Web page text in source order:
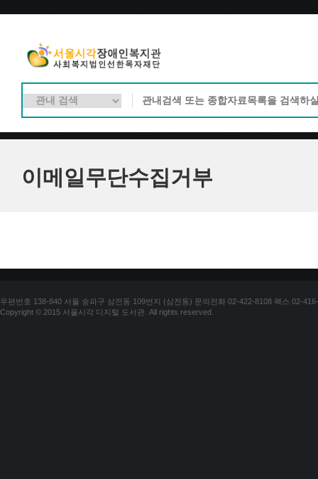
이메일무단수집거부
우편번호 138-840 서울 송파구 삼전동 109번지 (삼전동) 문의전화 02-422-8108 팩스 02-
Copyright © 2015 서울시각 디지털 도서관. All rights reserved.